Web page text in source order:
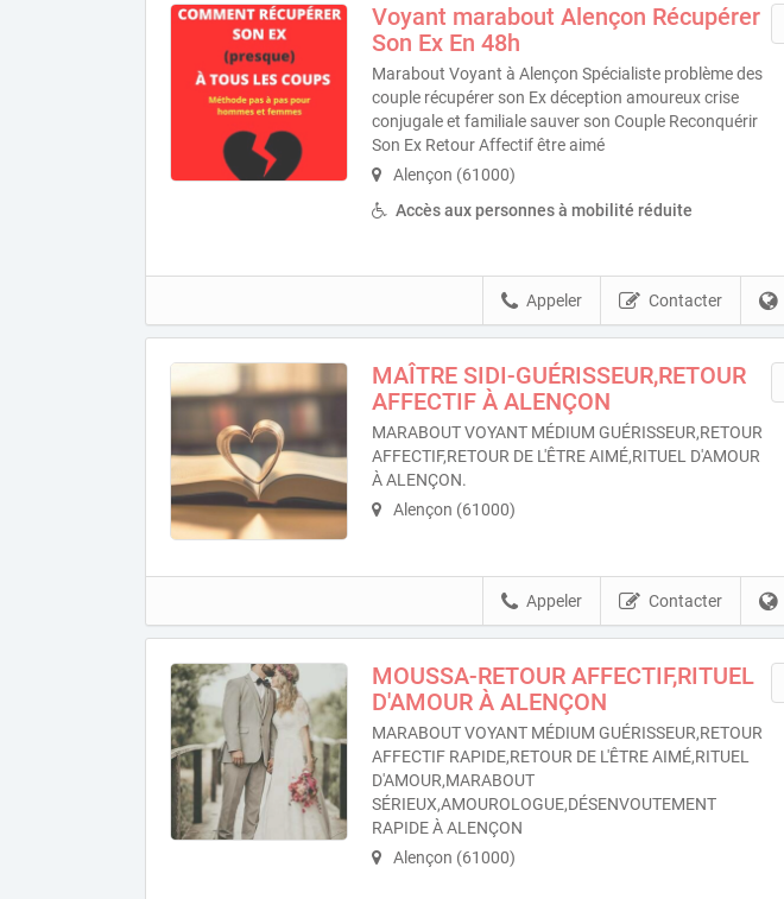
Voyant marabout Alençon Récupérer
Son Ex En 48h
Marabout Voyant à Alençon Spécialiste problème des
couple récupérer son Ex déception amoureux crise
conjugale et familiale sauver son Couple Reconquérir
Son Ex Retour Affectif être aimé
Alençon (61000)
Accès aux personnes à mobilité réduite
Contacter
Appeler
MAÎTRE SIDI-GUÉRISSEUR,RETOUR
AFFECTIF À ALENÇON
MARABOUT VOYANT MÉDIUM GUÉRISSEUR,RETOUR
AFFECTIF,RETOUR DE L'ÊTRE AIMÉ,RITUEL D'AMOUR
À ALENÇON.
Alençon (61000)
Contacter
Appeler
MOUSSA-RETOUR AFFECTIF,RITUEL
D'AMOUR À ALENÇON
MARABOUT VOYANT MÉDIUM GUÉRISSEUR,RETOUR
AFFECTIF RAPIDE,RETOUR DE L'ÊTRE AIMÉ,RITUEL
D'AMOUR,MARABOUT
SÉRIEUX,AMOUROLOGUE,DÉSENVOUTEMENT
RAPIDE À ALENÇON
Alençon (61000)